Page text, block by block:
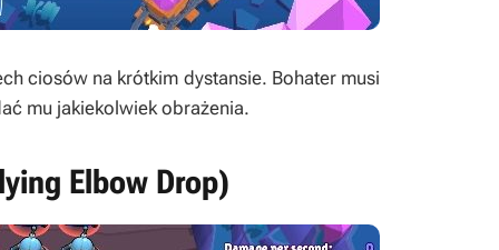
ciosów na krótkim dystansie. Bohater musi
mu jakiekolwiek obrażenia.
Elbow Drop)